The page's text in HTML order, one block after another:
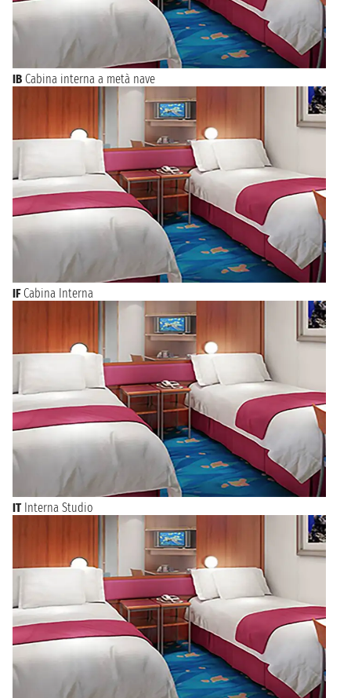
IB Cabina interna a metà nave
IF Cabina Interna
IT Interna Studio